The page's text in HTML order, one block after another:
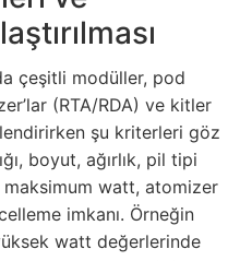
çeşitli modüller, pod
(RTA/RDA) ve kitler
şu kriterleri göz
boyut, ağırlık, pil tipi
maksimum watt, atomizer
imkanı. Örneğin
watt değerlerinde